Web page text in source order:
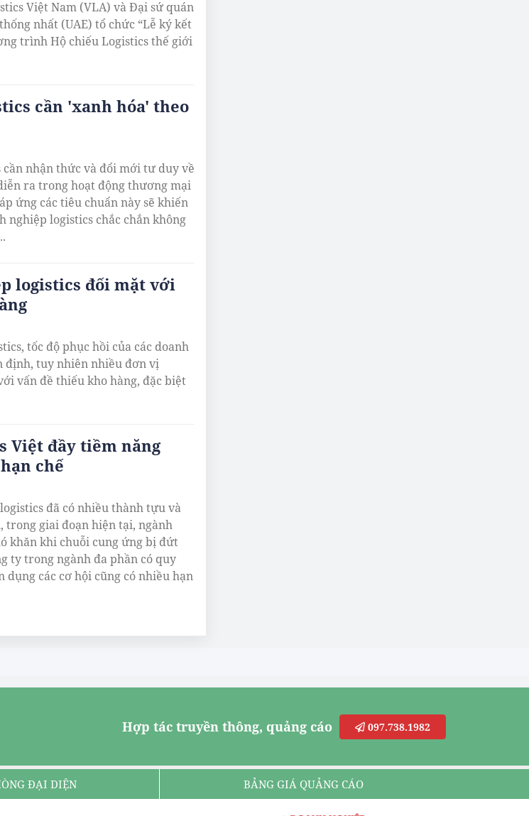
Việt Nam (VLA) và Đại sứ quán
nhất (UAE) tổ chức “Lễ ký kết
trình Hộ chiếu Logistics thế giới
cần 'xanh hóa' theo
nhận thức và đổi mới tư duy về
ra trong hoạt động thương mại
ứng các tiêu chuẩn này sẽ khiến
nghiệp logistics chắc chắn không
logistics đối mặt với
tốc độ phục hồi của các doanh
định, tuy nhiên nhiều đơn vị
vấn đề thiếu kho hàng, đặc biệt
Việt đầy tiềm năng
chế
đã có nhiều thành tựu và
trong giai đoạn hiện tại, ngành
khăn khi chuỗi cung ứng bị đứt
ty trong ngành đa phần có quy
dụng các cơ hội cũng có nhiều hạn
Hợp tác truyền thông, quảng cáo 097.738.1982
ĐẠI DIỆN BẢNG GIÁ QUẢNG CÁO